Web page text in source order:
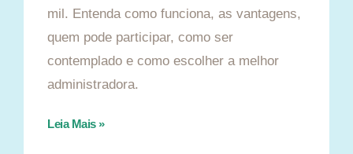
mil. Entenda como funciona, as vantagens,
quem pode participar, como ser
contemplado e como escolher a melhor
administradora.
Leia Mais »